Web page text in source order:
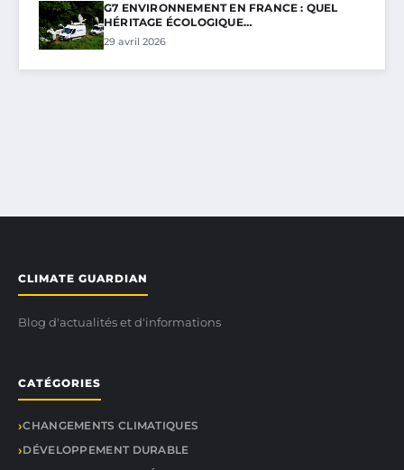
G7 ENVIRONNEMENT EN FRANCE : QUEL
HÉRITAGE ÉCOLOGIQUE…
29 avril 2026
CLIMATE GUARDIAN
Blog d'actualités et d'informations
CATÉGORIES
CHANGEMENTS CLIMATIQUES
DÉVELOPPEMENT DURABLE